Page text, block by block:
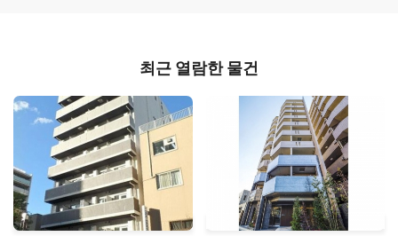
최근 열람한 물건